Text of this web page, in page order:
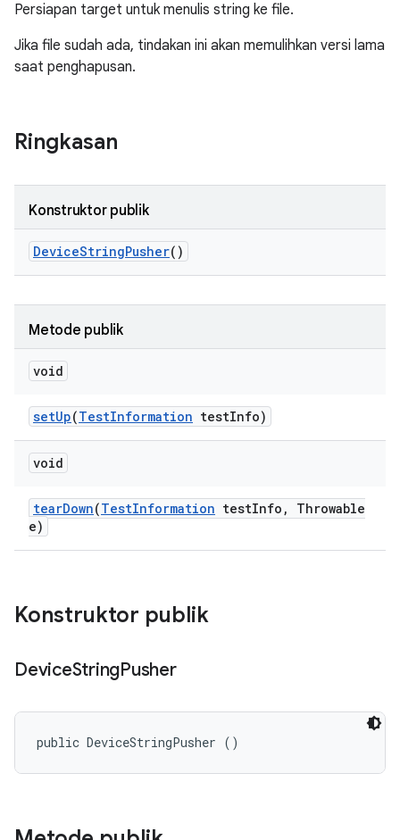
Persiapan target untuk menulis string ke file.
Jika file sudah ada, tindakan ini akan memulihkan versi lama
saat penghapusan.
Ringkasan
Konstruktor publik
DeviceStringPusher()
Metode publik
void
setUp(TestInformation testInfo)
void
tearDown(TestInformation testInfo ,
Throwable
e)
Konstruktor publik
DeviceStringPusher
public DeviceStringPusher ()